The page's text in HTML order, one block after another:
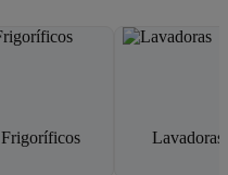
Frigoríficos Lavadoras